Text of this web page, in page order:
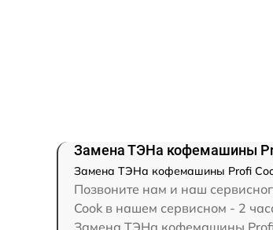
Замена ТЭНа кофемашины
Замена ТЭНа кофемашины Profi
Позвоните нам и наш
Cook в нашем сервисном - 2